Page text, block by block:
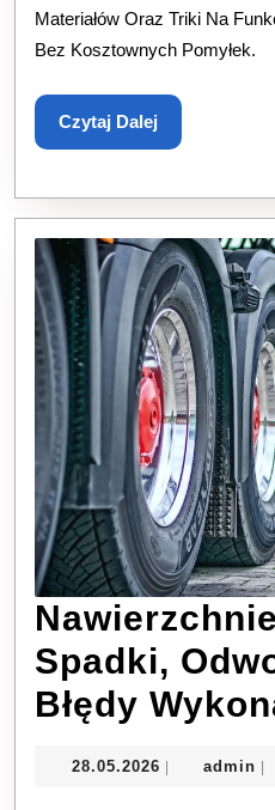
Materiałów Oraz Triki Na
Bez Kosztownych Pomyłek.
Czytaj DalejCzytaj
Dalej
Spadki,
Błędy
28.05.2026 28.05.2026
admin